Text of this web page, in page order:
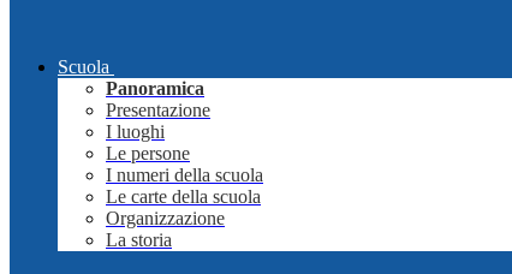
Scuola
Panoramica
Presentazione
I luoghi
Le persone
I numeri della scuola
Le carte della scuola
Organizzazione
La storia